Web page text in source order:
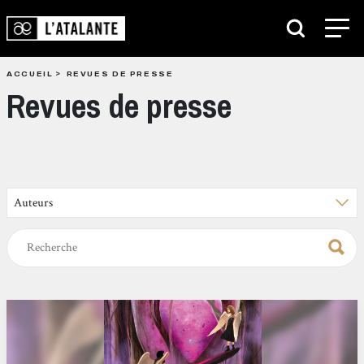
ACCUEIL REVUES DE PRESSE
Revues de presse